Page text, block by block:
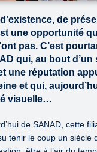
de
une opportunité
pas. C’est
qui, au bout
une réputation
et qui,
visuelle…
de SANAD, cette
tenir le coup un siècle